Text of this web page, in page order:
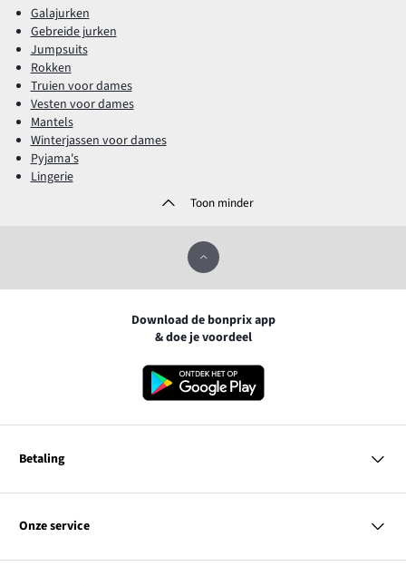
Galajurken
Gebreide jurken
Jumpsuits
Rokken
Truien voor dames
Vesten voor dames
Mantels
Winterjassen voor dames
Pyjama's
Lingerie
Toon minder
Download de bonprix app
& doe je voordeel
Betaling
VISA
Onze service